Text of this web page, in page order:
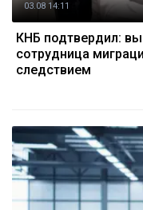
03.08 14:11
КНБ подтвердил:
сотрудница
следствием